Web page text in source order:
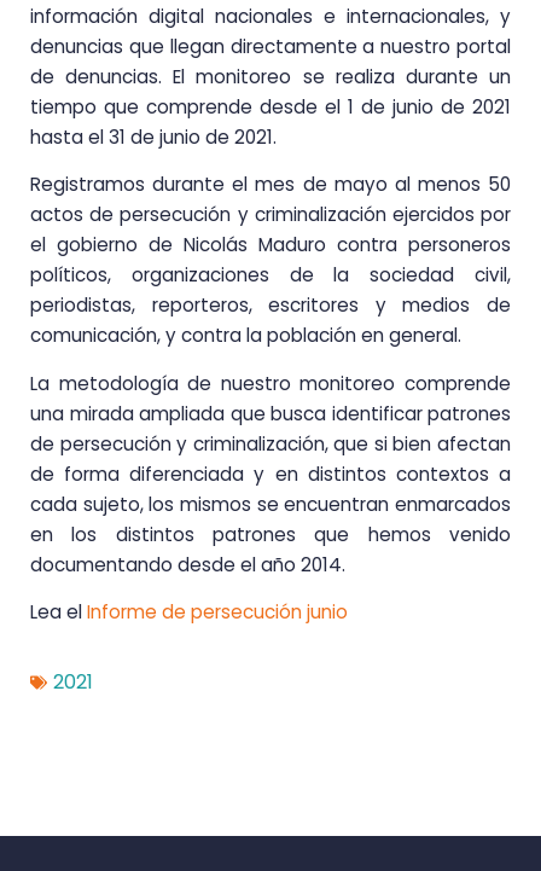
información digital nacionales e internacionales, y
denuncias que llegan directamente a nuestro portal
de denuncias. El monitoreo se realiza durante un
tiempo que comprende desde el 1 de junio de 2021
hasta el 31 de junio de 2021.
Registramos durante el mes de mayo al menos 50
actos de persecución y criminalización ejercidos por
el gobierno de Nicolás Maduro contra personeros
políticos, organizaciones de la sociedad civil,
periodistas, reporteros, escritores y medios de
comunicación, y contra la población en general.
La metodología de nuestro monitoreo comprende
una mirada ampliada que busca identificar patrones
de persecución y criminalización, que si bien afectan
de forma diferenciada y en distintos contextos a
cada sujeto, los mismos se encuentran enmarcados
en los distintos patrones que hemos venido
documentando desde el año 2014.
Lea elInforme de persecución junio
2021